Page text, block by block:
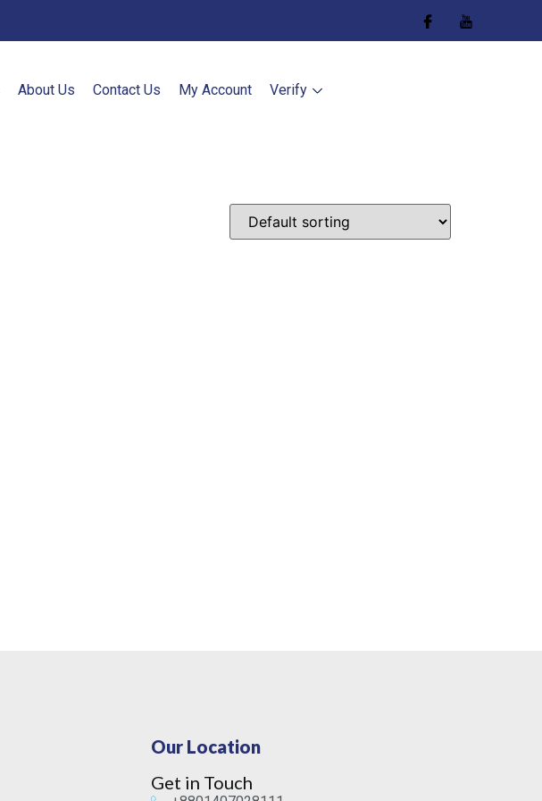
About Us Contact Us My Account Verify
Our Location
Get in Touch